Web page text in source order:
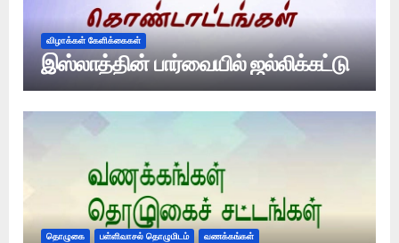
விழாக்கள் கேளிக்கைகள்
இஸ்லாத்தின் பார்வையில் ஜல்லிக்கட்டு
தொழுகை பள்ளிவாசல் தொழுமிடம் வணக்கங்கள்